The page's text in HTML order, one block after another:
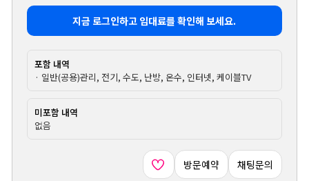
지금 로그인하고 임대료를 확인해 보세요.
포함 내역
· 일반(공용)관리, 전기, 수도, 난방, 온수, 인터넷, 케이블TV
미포함 내역
없음
방문예약 채팅문의